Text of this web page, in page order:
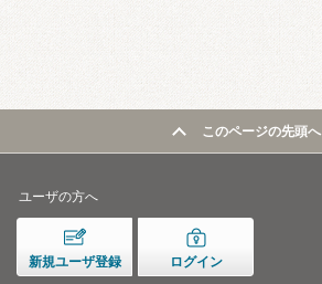
このページの先頭へ
ユーザの方へ
新規ユーザ登録 ログイン